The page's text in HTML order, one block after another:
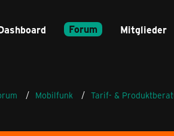
Forum Mitglieder
Mobilfunk Tarif- &